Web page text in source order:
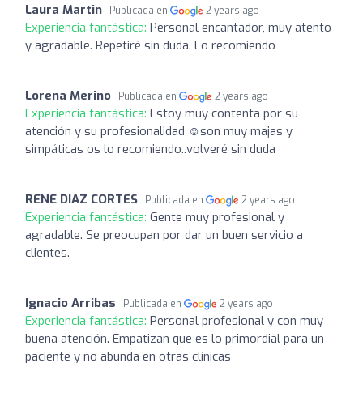
Laura Martin Publicada en 2 years ago
Experiencia fantástica: Personal encantador, muy atento
y agradable. Repetiré sin duda. Lo recomiendo
Lorena Merino Publicada en 2 years ago
Experiencia fantástica: Estoy muy contenta por su
atención y su profesionalidad ☺️son muy majas y
simpáticas os lo recomiendo..volveré sin duda
RENE DIAZ CORTES Publicada en 2 years ago
Experiencia fantástica: Gente muy profesional y
agradable. Se preocupan por dar un buen servicio a
clientes.
Ignacio Arribas Publicada en 2 years ago
Experiencia fantástica: Personal profesional y con muy
buena atención. Empatizan que es lo primordial para un
paciente y no abunda en otras clínicas